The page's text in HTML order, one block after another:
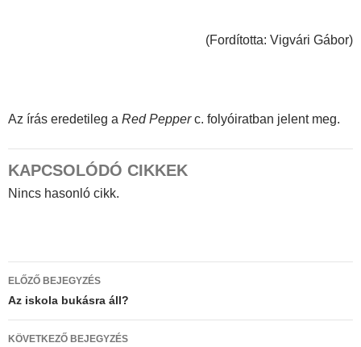
(Fordította: Vigvári Gábor)
Az írás eredetileg a Red Pepperc. folyóiratban jelent meg.
KAPCSOLÓDÓ CIKKEK
Nincs hasonló cikk.
Bejegyzés
navigáció
ELŐZŐ BEJEGYZÉS
Az iskola bukásra áll?
KÖVETKEZŐ BEJEGYZÉS